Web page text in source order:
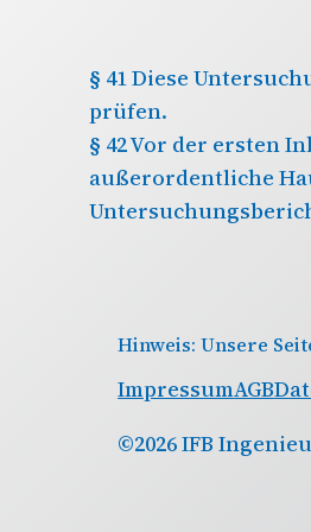
§ 41 Diese
prüfen.
§ 42 Vor der ersten
außerordentliche
Hinweis: Unsere
ImpressumAGB
©2026 IFB